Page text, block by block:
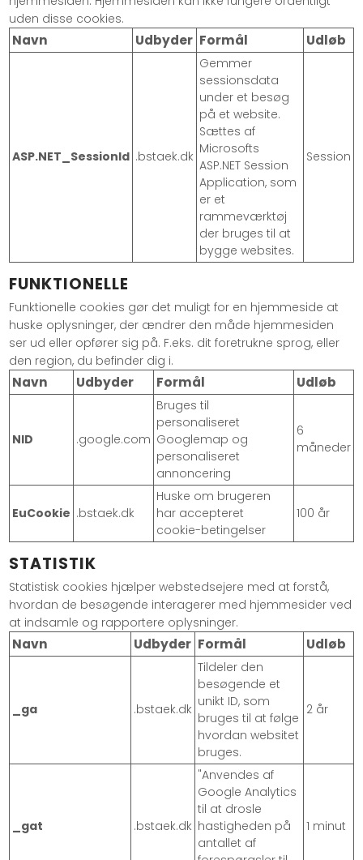
uden disse cookies.
Navn Udbyder Formål Udløb
ASP.NET_SessionId .bstaek.dk
Gemmer
sessionsdata
under et besøg
på et website.
Sættes af
Microsofts
ASP.NET Session
Application, som
er et
rammeværktøj
der bruges til at
bygge websites.
Session
FUNKTIONELLE
Funktionelle cookies gør det muligt for en hjemmeside at
huske oplysninger, der ændrer den måde hjemmesiden
ser ud eller opfører sig på. F.eks. dit foretrukne sprog, eller
den region, du befinder dig i.
Navn Udbyder Formål Udløb
NID .google.com
Bruges til
personaliseret
Googlemap og
personaliseret
annoncering
6
måneder
EuCookie .bstaek.dk
Huske om brugeren
har accepteret
cookie-betingelser
100 år
STATISTIK
Statistisk cookies hjælper webstedsejere med at forstå,
hvordan de besøgende interagerer med hjemmesider ved
at indsamle og rapportere oplysninger.
Navn Udbyder Formål Udløb
_ga .bstaek.dk
Tildeler den
besøgende et
unikt ID, som
bruges til at følge
hvordan websitet
bruges.
2 år
_gat .bstaek.dk
"Anvendes af
Google Analytics
til at drosle
hastigheden på
antallet af
1 minut